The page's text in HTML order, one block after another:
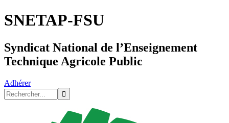
SNETAP-FSU
Syndicat National de l’Enseignement
Technique Agricole Public
Adhérer